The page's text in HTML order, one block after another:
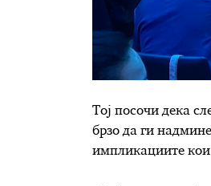
Тој посочи дека
брзо да ги
импликациите кои